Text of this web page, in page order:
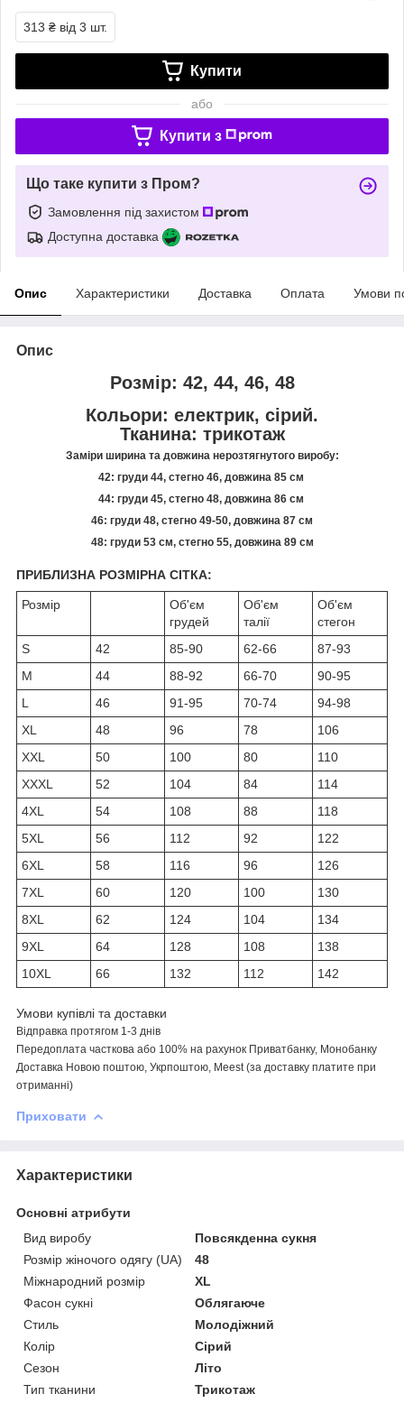
313 ₴ від 3 шт.
Купити
або
Купити з
Що таке купити з Пром?
Замовлення під захистом
Доступна доставка
Опис Характеристики Доставка Оплата Умови
Опис
Розмір: 42, 44, 46, 48
Кольори: електрик, сірий.
Тканина: трикотаж
Заміри ширина та довжина нерозтягнутого виробу:
42: груди 44, стегно 46, довжина 85 см
44: груди 45, стегно 48, довжина 86 см
46: груди 48, стегно 49-50, довжина 87 см
48: груди 53 см, стегно 55, довжина 89 см
ПРИБЛИЗНА РОЗМІРНА СІТКА:
Розмір
Об'єм
грудей
Об'єм
талії
Об'єм
стегон
S
42 85-90 62-66
87-93
M
44 88-92 66-70
90-95
L
46 91-95 70-74
94-98
XL
48 96 78
106
XXL
50 100 80
110
XXXL
52 104 84
114
4XL
54 108 88
118
5XL
56 112 92
122
6XL
58 116 96
126
7XL
60 120 100
130
8XL
62 124 104
134
9XL
64 128 108
138
10XL
66 132 112 142
Умови купівлі та доставки
Відправка протягом 1-3 днів
Передоплата часткова або 100% на рахунок Приватбанку, Монобанку
Доставка Новою поштою, Укрпоштою, Meest(за доставку платите при
отриманні)
Приховати
Характеристики
Основні атрибути
Вид виробу
Повсякденна сукня
Розмір жіночого одягу (UA)
48
Міжнародний розмір
XL
Фасон сукні
Облягаюче
Стиль
Молодіжний
Колір
Сірий
Сезон
Літо
Тип тканини
Трикотаж